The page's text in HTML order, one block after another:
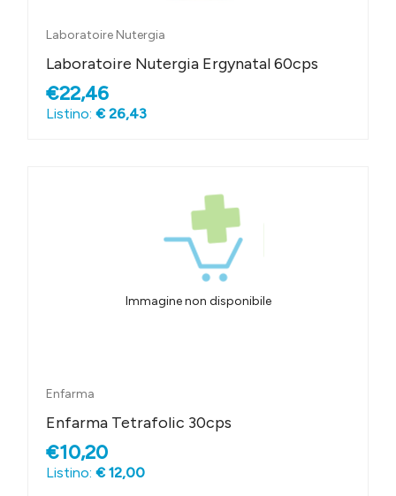
Laboratoire Nutergia
Laboratoire Nutergia Ergynatal 60cps
€22,46
Listino: € 26,43
Immagine non disponibile
Enfarma
Enfarma Tetrafolic 30cps
€10,20
Listino: € 12,00